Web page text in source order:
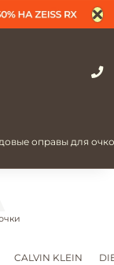
оправы для
CALVIN KLEIN